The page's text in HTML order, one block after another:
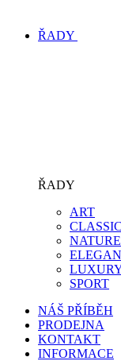
ŘADY
ŘADY
ART
CLASSIC
NATURE
SPORT
NÁŠ PŘÍBĚH
PRODEJNA
KONTAKT
INFORMACE